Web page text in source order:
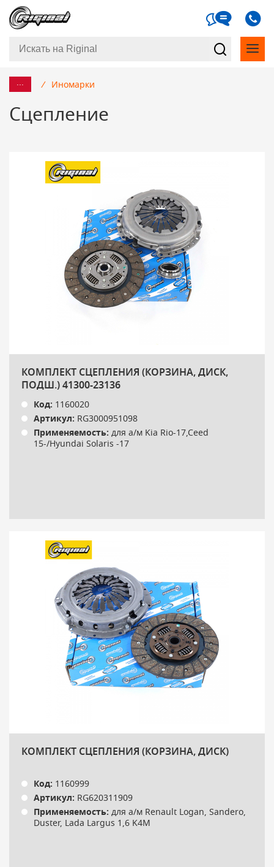
... / Иномарки
Сцепление
КОМПЛЕКТ СЦЕПЛЕНИЯ (КОРЗИНА, ДИСК,
ПОДШ.) 41300-23136
Код: 1160020
Артикул: RG3000951098
Применяемость: для а/м Kia Rio-17,Ceed
15-/Hyundai Solaris -17
КОМПЛЕКТ СЦЕПЛЕНИЯ (КОРЗИНА, ДИСК)
Код: 1160999
Артикул: RG620311909
Применяемость: для а/м Renault Logan, Sandero,
Duster, Lada Largus 1,6 K4M